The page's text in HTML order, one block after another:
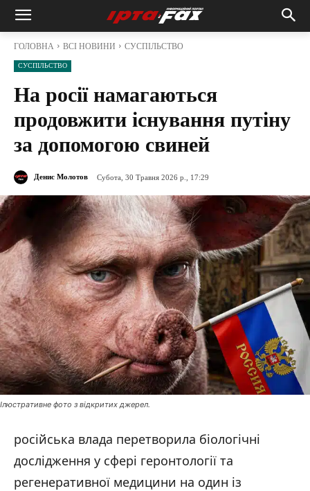
ГОЛОВНА ВСІ НОВИНИ СУСПІЛЬСТВО
СУСПІЛЬСТВО
На росії намагаються
продовжити існування путіну
за допомогою свиней
Денис Молотов Субота, 30 Травня 2026 р., 17:29
Ілюстративне фото з відкритих джерел.
російська влада перетворила біологічні
дослідження у сфері геронтології та
регенеративної медицини на один із